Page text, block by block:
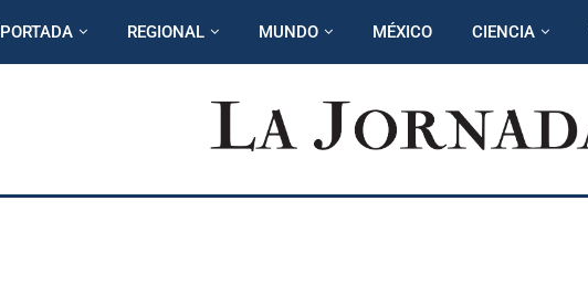
PORTADA REGIONAL MUNDO MÉXICO CIENCIA